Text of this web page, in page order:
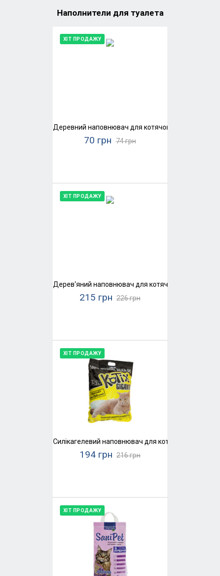
Наполнители для туалета
ХІТ ПРОДАЖУ
Деревний наповнювач для котячого туалету
70 грн 74 грн
ХІТ ПРОДАЖУ
Дерев'яний наповнювач для котячого туалету
215 грн 226 грн
ХІТ ПРОДАЖУ
Силікагелевий наповнювач для котячого туалету
194 грн 216 грн
ХІТ ПРОДАЖУ